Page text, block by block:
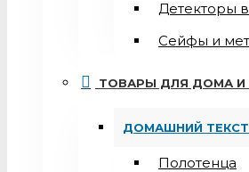
Детекторы
Сейфы и
ТОВАРЫ ДЛЯ ДОМА И
ДОМАШНИЙ
Полотенца